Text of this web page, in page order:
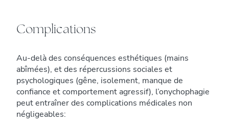
Complications
Au-delà des conséquences esthétiques (mains
abîmées), et des répercussions sociales et
psychologiques (gêne, isolement, manque de
confiance et comportement agressif), l’onychophagie
peut entraîner des complications médicales non
négligeables: